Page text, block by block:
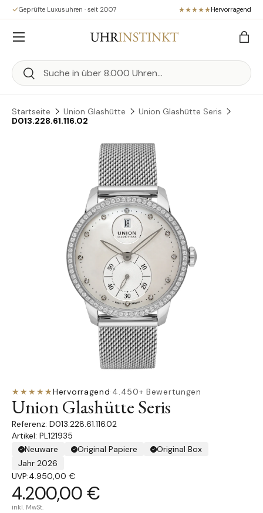
Direkt zum Inhalt
Geprüfte Luxusuhren · seit 2007 Hervorragend
Suchen
Suchen
Menü
Startseite Union Glashütte
Union Glashütte Seris
D013.228.61.116.02
Zu Produktinformationen springen
★★★★★Hervorragend·4.450+ Bewertungen
Union Glashütte Seris
D013.228.61.116.02
Artikel: PL121935
Neuware
Original Papiere
Original Box
Jahr 2026
UVP:4.950,00 €
4.200,00 €
inkl. MwSt.